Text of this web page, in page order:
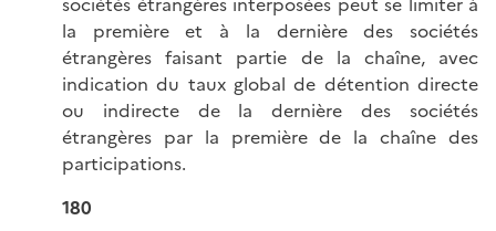
la première et à la dernière des sociétés
étrangères faisant partie de la chaîne, avec
indication du taux global de détention directe
ou indirecte de la dernière des sociétés
étrangères par la première de la chaîne des
participations.
180